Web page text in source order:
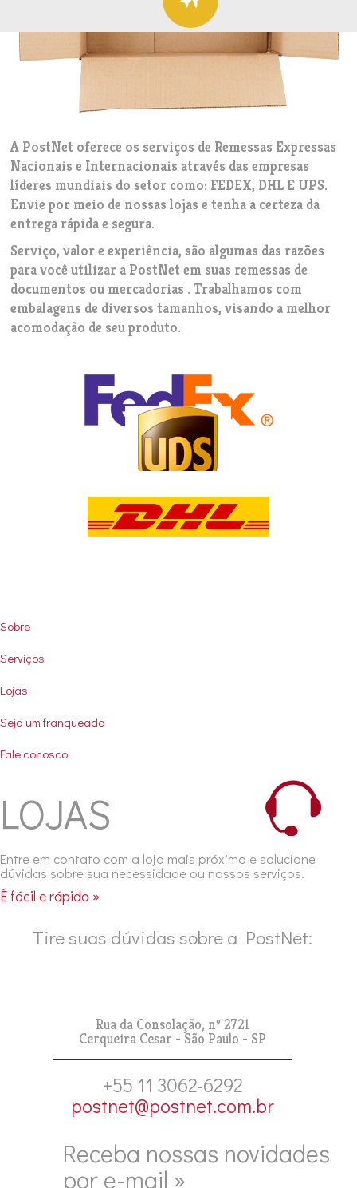
A PostNet oferece os serviços de Remessas Expressas
Nacionais e Internacionais através das empresas
líderes mundiais do setor como: FEDEX, DHL E UPS.
Envie por meio de nossas lojas e tenha a certeza da
entrega rápida e segura.
Serviço, valor e experiência, são algumas das razões
para você utilizar a PostNet em suas remessas de
documentos ou mercadorias . Trabalhamos com
embalagens de diversos tamanhos, visando a melhor
acomodação de seu produto.
User
account
menu
Sobre
Serviços
Lojas
Seja um franqueado
Fale conosco
LOJAS
Entre em contato com a loja mais próxima e solucione
dúvidas sobre sua necessidade ou nossos serviços.
É fácil e rápido »
Tire suas dúvidas sobre a PostNet:
Rua da Consolação, nº 2721
Cerqueira Cesar - São Paulo - SP
+55 11 3062-6292
postnet@postnet.com.br
Receba nossas novidades
por e-mail »